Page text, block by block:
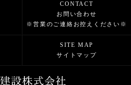
CONTACT
お問い合わせ
※営業のご連絡お控えください※
SITE MAP
サイトマップ